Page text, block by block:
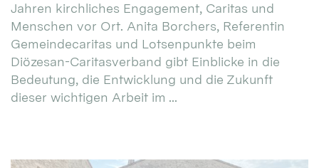
Jahren kirchliches Engagement, Caritas und
Menschen vor Ort. Anita Borchers, Referentin
Gemeindecaritas und Lotsenpunkte beim
Diözesan-Caritasverband gibt Einblicke in die
Bedeutung, die Entwicklung und die Zukunft
dieser wichtigen Arbeit im ...